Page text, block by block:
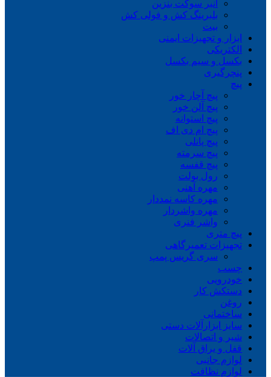
انبر سوکت بنزین
بلبرینگ کش و فولی کش
بیت
ابزار و تجهیزات ایمنی
الکتریکی
بکسل و سیم بکسل
پنچرگیری
پیچ
پیچ آچار خور
پیچ آلن خور
پیچ استوانه
پیچ ام دی اف
پیچ پانلی
پیچ سرمته
پیچ قفسه
رول بولت
مهره آهنی
مهره کاسه نمددار
مهره واشردار
واشر فنری
پیچ متری
تجهیزات تعمیرگاهی
سری گریس پمپ
چسب
خودرویی
دستکش کار
روغن
ساختمانی
سایز ابزارآلات دستی
شیر و اتصالات
قفل و یراق آلات
لوازم جانبی
لوازم نظافت